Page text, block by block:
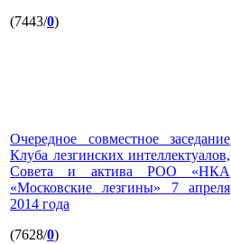
(7443/0)
Очередное совместное заседание
Клуба лезгинских интеллектуалов,
Совета и актива РОО «НКА
«Московские лезгины» 7 апреля
2014 года
(7628/0)